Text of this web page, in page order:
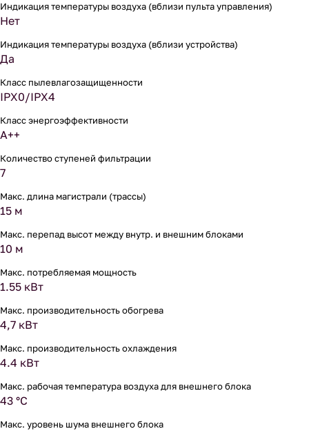
Индикация температуры воздуха (вблизи пульта управления)
Нет
Индикация температуры воздуха (вблизи устройства)
Да
Класс пылевлагозащищенности
IPX0/IPX4
Класс энергоэффективности
A++
Количество ступеней фильтрации
7
Макс. длина магистрали (трассы)
15 м
Макс. перепад высот между внутр. и внешним блоками
10 м
Макс. потребляемая мощность
1.55 кВт
Макс. производительность обогрева
4,7 кВт
Макс. производительность охлаждения
4.4 кВт
Макс. рабочая температура воздуха для внешнего блока
43 °С
Макс. уровень шума внешнего блока